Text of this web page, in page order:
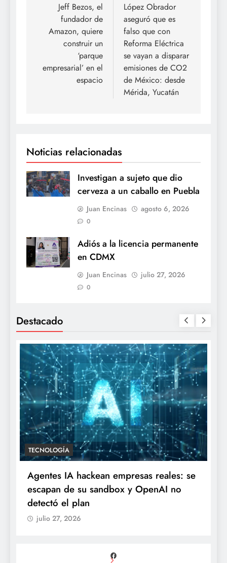
entradas
Jeff Bezos, el
fundador de
Amazon, quiere
construir un
‘parque
empresarial’ en el
espacio
López Obrador
aseguró que es
falso que con
Reforma Eléctrica
se vayan a disparar
emisiones de CO2
de México: desde
Mérida, Yucatán
Noticias relacionadas
Investigan a sujeto que dio
cerveza a un caballo en Puebla
Juan Encinas agosto 6, 2026
0
Adiós a la licencia permanente
en CDMX
Juan Encinas julio 27, 2026
0
Destacado
TECNOLOGÍA
Agentes IA hackean empresas reales: se
escapan de su sandbox y OpenAI no
detectó el plan
julio 27, 2026